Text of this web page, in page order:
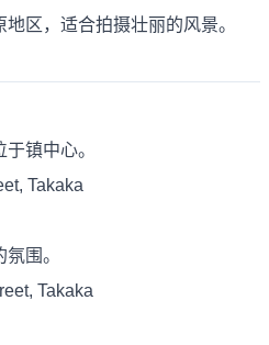
区，适合拍摄壮丽的风景。
镇中心。
Takaka
围。
Takaka